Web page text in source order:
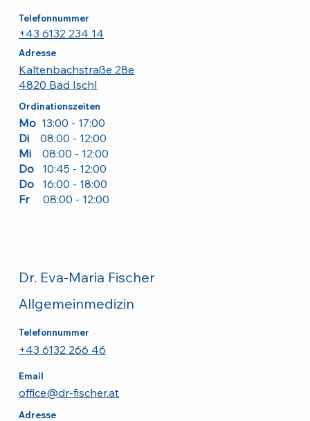
Telefonnummer
+43 6132 234 14
Adresse
Kaltenbachstraße 28e
4820 Bad Ischl
Ordinationszeiten
Mo13:00 - 17:00
Di 08:00 - 12:00
Mi08:00 - 12:00
Do10:45 - 12:00
Do16:00 - 18:00
Fr08:00 - 12:00
Dr. Eva-Maria Fischer
Allgemeinmedizin
Telefonnummer
+43 6132 266 46
Email
office@dr-fischer.at
Adresse